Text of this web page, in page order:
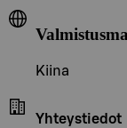
Kiina
Yhteystiedot